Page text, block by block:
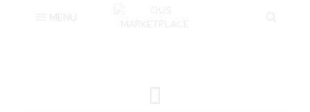
MENU